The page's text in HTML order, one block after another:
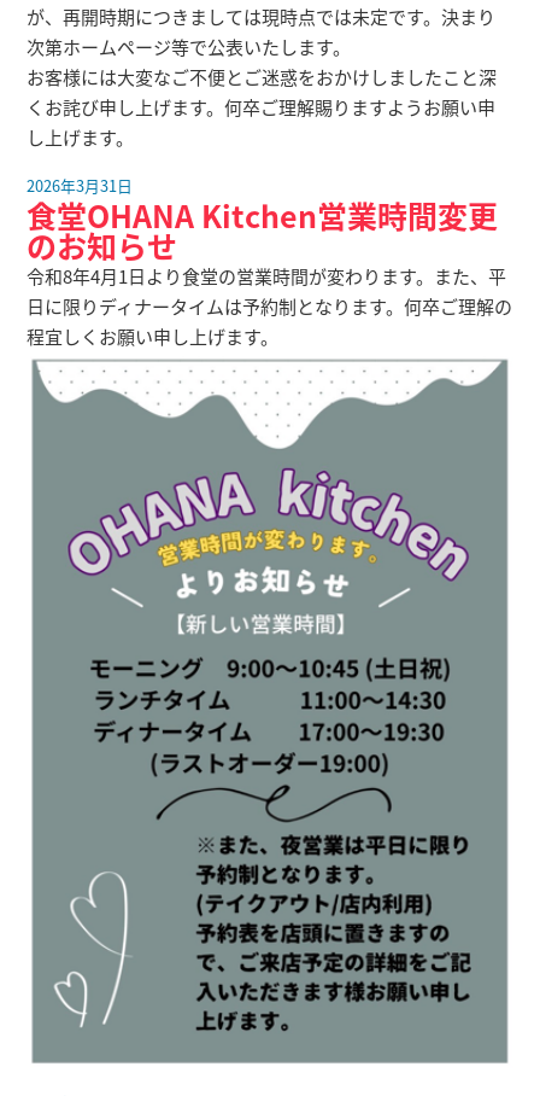
が、再開時期につきましては現時点では未定です。決まり
次第ホームページ等で公表いたします。
お客様には大変なご不便とご迷惑をおかけしましたこと深
くお詫び申し上げます。何卒ご理解賜りますようお願い申
し上げます。
2026年3月31日
食堂OHANA Kitchen営業時間変更
のお知らせ
令和8年4月1日より食堂の営業時間が変わります。また、平
日に限りディナータイムは予約制となります。何卒ご理解の
程宜しくお願い申し上げます。